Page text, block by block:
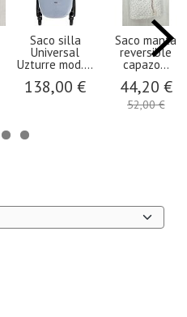
Saco silla
Universal
Uzturre mod....
138,00 €
Saco manta
reversible
capazo...
44,20 €
52,00 €